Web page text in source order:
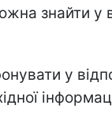
знайти у
у